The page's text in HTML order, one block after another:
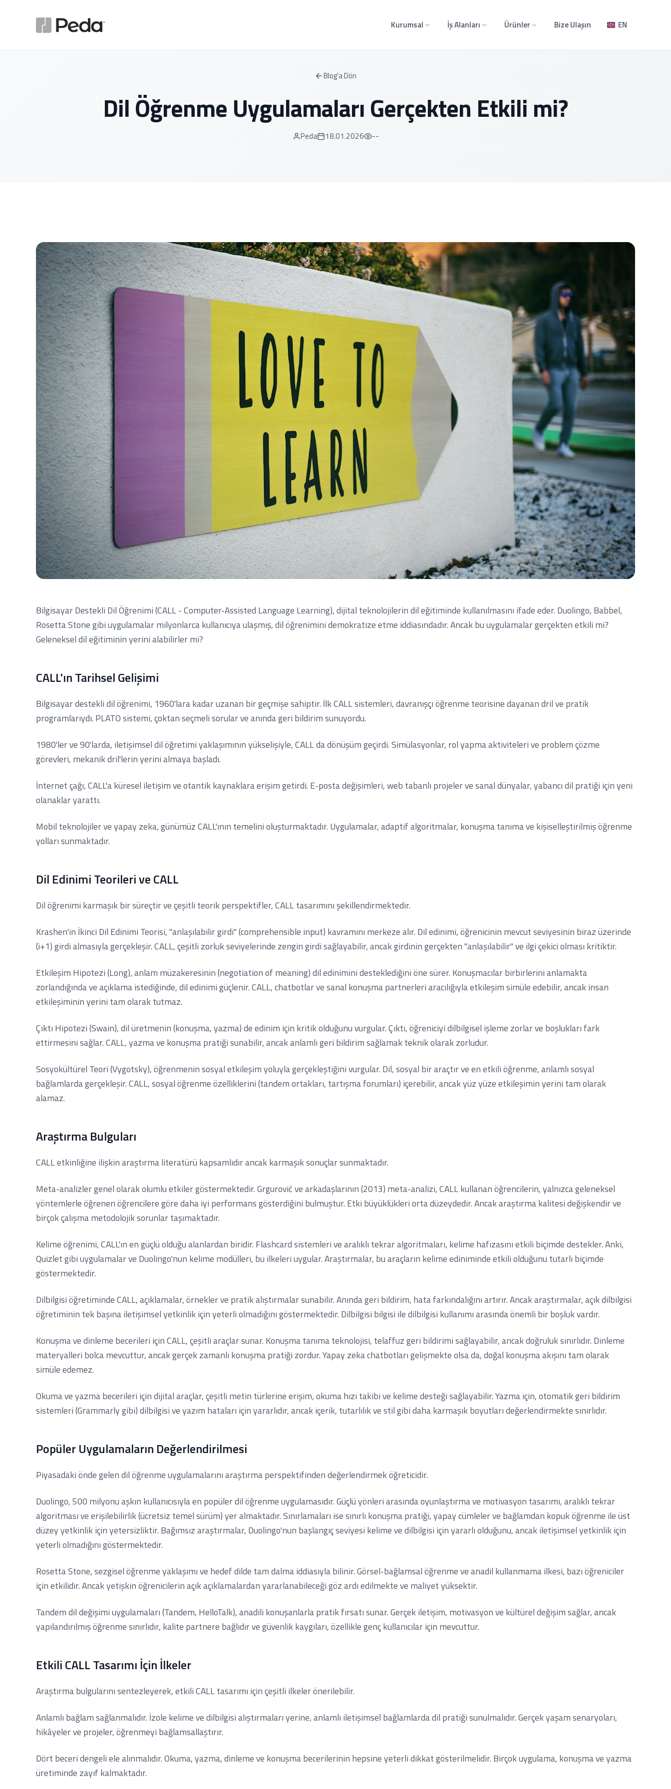
Kurumsal İş Alanları Ürünler Bize Ulaşın EN
Blog'a Dön
Dil Öğrenme Uygulamaları Gerçekten Etkili mi?
Peda 18.01.2026 --
Bilgisayar Destekli Dil Öğrenimi (CALL - Computer-Assisted Language Learning), dijital teknolojilerin dil eğitiminde kullanılmasını ifade eder. Duolingo, Babbel,
Rosetta Stone gibi uygulamalar milyonlarca kullanıcıya ulaşmış, dil öğrenimini demokratize etme iddiasındadır. Ancak bu uygulamalar gerçekten etkili mi?
Geleneksel dil eğitiminin yerini alabilirler mi?
CALL'ın Tarihsel Gelişimi
Bilgisayar destekli dil öğrenimi, 1960'lara kadar uzanan bir geçmişe sahiptir. İlk CALL sistemleri, davranışçı öğrenme teorisine dayanan dril ve pratik
programlarıydı. PLATO sistemi, çoktan seçmeli sorular ve anında geri bildirim sunuyordu.
1980'ler ve 90'larda, iletişimsel dil öğretimi yaklaşımının yükselişiyle, CALL da dönüşüm geçirdi. Simülasyonlar, rol yapma aktiviteleri ve problem çözme
görevleri, mekanik dril'lerin yerini almaya başladı.
İnternet çağı, CALL'a küresel iletişim ve otantik kaynaklara erişim getirdi. E-posta değişimleri, web tabanlı projeler ve sanal dünyalar, yabancı dil pratiği için yeni
olanaklar yarattı.
Mobil teknolojiler ve yapay zeka, günümüz CALL'ının temelini oluşturmaktadır. Uygulamalar, adaptif algoritmalar, konuşma tanıma ve kişiselleştirilmiş öğrenme
yolları sunmaktadır.
Dil Edinimi Teorileri ve CALL
Dil öğrenimi karmaşık bir süreçtir ve çeşitli teorik perspektifler, CALL tasarımını şekillendirmektedir.
Krashen'in İkinci Dil Edinimi Teorisi, "anlaşılabilir girdi" (comprehensible input) kavramını merkeze alır. Dil edinimi, öğrenicinin mevcut seviyesinin biraz üzerinde
(i+1) girdi almasıyla gerçekleşir. CALL, çeşitli zorluk seviyelerinde zengin girdi sağlayabilir, ancak girdinin gerçekten "anlaşılabilir" ve ilgi çekici olması kritiktir.
Etkileşim Hipotezi (Long), anlam müzakeresinin (negotiation of meaning) dil edinimini desteklediğini öne sürer. Konuşmacılar birbirlerini anlamakta
zorlandığında ve açıklama istediğinde, dil edinimi güçlenir. CALL, chatbotlar ve sanal konuşma partnerleri aracılığıyla etkileşim simüle edebilir, ancak insan
etkileşiminin yerini tam olarak tutmaz.
Çıktı Hipotezi (Swain), dil üretmenin (konuşma, yazma) de edinim için kritik olduğunu vurgular. Çıktı, öğreniciyi dilbilgisel işleme zorlar ve boşlukları fark
ettirmesini sağlar. CALL, yazma ve konuşma pratiği sunabilir, ancak anlamlı geri bildirim sağlamak teknik olarak zorludur.
Sosyokültürel Teori (Vygotsky), öğrenmenin sosyal etkileşim yoluyla gerçekleştiğini vurgular. Dil, sosyal bir araçtır ve en etkili öğrenme, anlamlı sosyal
bağlamlarda gerçekleşir. CALL, sosyal öğrenme özelliklerini (tandem ortakları, tartışma forumları) içerebilir, ancak yüz yüze etkileşimin yerini tam olarak
alamaz.
Araştırma Bulguları
CALL etkinliğine ilişkin araştırma literatürü kapsamlıdır ancak karmaşık sonuçlar sunmaktadır.
Meta-analizler genel olarak olumlu etkiler göstermektedir. Grgurović ve arkadaşlarının (2013) meta-analizi, CALL kullanan öğrencilerin, yalnızca geleneksel
yöntemlerle öğrenen öğrencilere göre daha iyi performans gösterdiğini bulmuştur. Etki büyüklükleri orta düzeydedir. Ancak araştırma kalitesi değişkendir ve
birçok çalışma metodolojik sorunlar taşımaktadır.
Kelime öğrenimi, CALL'ın en güçlü olduğu alanlardan biridir. Flashcard sistemleri ve aralıklı tekrar algoritmaları, kelime hafızasını etkili biçimde destekler. Anki,
Quizlet gibi uygulamalar ve Duolingo'nun kelime modülleri, bu ilkeleri uygular. Araştırmalar, bu araçların kelime ediniminde etkili olduğunu tutarlı biçimde
göstermektedir.
Dilbilgisi öğretiminde CALL, açıklamalar, örnekler ve pratik alıştırmalar sunabilir. Anında geri bildirim, hata farkındalığını artırır. Ancak araştırmalar, açık dilbilgisi
öğretiminin tek başına iletişimsel yetkinlik için yeterli olmadığını göstermektedir. Dilbilgisi bilgisi ile dilbilgisi kullanımı arasında önemli bir boşluk vardır.
Konuşma ve dinleme becerileri için CALL, çeşitli araçlar sunar. Konuşma tanıma teknolojisi, telaffuz geri bildirimi sağlayabilir, ancak doğruluk sınırlıdır. Dinleme
materyalleri bolca mevcuttur, ancak gerçek zamanlı konuşma pratiği zordur. Yapay zeka chatbotları gelişmekte olsa da, doğal konuşma akışını tam olarak
simüle edemez.
Okuma ve yazma becerileri için dijital araçlar, çeşitli metin türlerine erişim, okuma hızı takibi ve kelime desteği sağlayabilir. Yazma için, otomatik geri bildirim
sistemleri (Grammarly gibi) dilbilgisi ve yazım hataları için yararlıdır, ancak içerik, tutarlılık ve stil gibi daha karmaşık boyutları değerlendirmekte sınırlıdır.
Popüler Uygulamaların Değerlendirilmesi
Piyasadaki önde gelen dil öğrenme uygulamalarını araştırma perspektifinden değerlendirmek öğreticidir.
Duolingo, 500 milyonu aşkın kullanıcısıyla en popüler dil öğrenme uygulamasıdır. Güçlü yönleri arasında oyunlaştırma ve motivasyon tasarımı, aralıklı tekrar
algoritması ve erişilebilirlik (ücretsiz temel sürüm) yer almaktadır. Sınırlamaları ise sınırlı konuşma pratiği, yapay cümleler ve bağlamdan kopuk öğrenme ile üst
düzey yetkinlik için yetersizliktir. Bağımsız araştırmalar, Duolingo'nun başlangıç seviyesi kelime ve dilbilgisi için yararlı olduğunu, ancak iletişimsel yetkinlik için
yeterli olmadığını göstermektedir.
Rosetta Stone, sezgisel öğrenme yaklaşımı ve hedef dilde tam dalma iddiasıyla bilinir. Görsel-bağlamsal öğrenme ve anadil kullanmama ilkesi, bazı öğreniciler
için etkilidir. Ancak yetişkin öğrenicilerin açık açıklamalardan yararlanabileceği göz ardı edilmekte ve maliyet yüksektir.
Tandem dil değişimi uygulamaları (Tandem, HelloTalk), anadili konuşanlarla pratik fırsatı sunar. Gerçek iletişim, motivasyon ve kültürel değişim sağlar, ancak
yapılandırılmış öğrenme sınırlıdır, kalite partnere bağlıdır ve güvenlik kaygıları, özellikle genç kullanıcılar için mevcuttur.
Etkili CALL Tasarımı İçin İlkeler
Araştırma bulgularını sentezleyerek, etkili CALL tasarımı için çeşitli ilkeler önerilebilir.
Anlamlı bağlam sağlanmalıdır. İzole kelime ve dilbilgisi alıştırmaları yerine, anlamlı iletişimsel bağlamlarda dil pratiği sunulmalıdır. Gerçek yaşam senaryoları,
hikâyeler ve projeler, öğrenmeyi bağlamsallaştırır.
Dört beceri dengeli ele alınmalıdır. Okuma, yazma, dinleme ve konuşma becerilerinin hepsine yeterli dikkat gösterilmelidir. Birçok uygulama, konuşma ve yazma
üretiminde zayıf kalmaktadır.